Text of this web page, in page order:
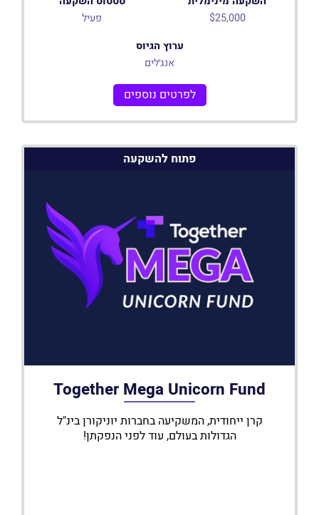
$25,000
פעיל
ערוץ הגיוס
אנג׳לים
לפרטים נוספים
פתוח להשקעה
Together Mega Unicorn Fund
קרן ייחודית, המשקיעה בחברות יוניקורן בינ"ל
הגדולות בעולם, עוד לפני הנפקתן!